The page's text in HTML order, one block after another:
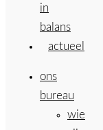
in
balans
actueel
ons
bureau
wie